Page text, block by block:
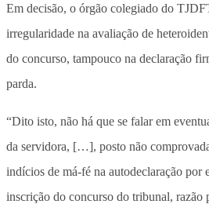
Em decisão, o órgão colegiado do
irregularidade na avaliação de
do concurso, tampouco na declaração
parda.
“Dito isto, não há que se falar em
da servidora, […], posto não
indícios de má-fé na autodeclaração por
inscrição do concurso do tribunal, razão